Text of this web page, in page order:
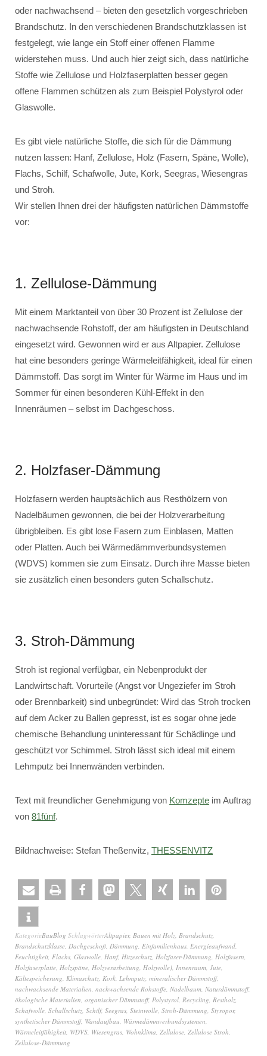
oder nachwachsend – bieten den gesetzlich vorgeschrieben
Brandschutz. In den verschiedenen Brandschutzklassen ist
festgelegt, wie lange ein Stoff einer offenen Flamme
widerstehen muss. Und auch hier zeigt sich, dass natürliche
Stoffe wie Zellulose und Holzfaserplatten besser gegen
offene Flammen schützen als zum Beispiel Polystyrol oder
Glaswolle.
Es gibt viele natürliche Stoffe, die sich für die Dämmung
nutzen lassen: Hanf, Zellulose, Holz (Fasern, Späne, Wolle),
Flachs, Schilf, Schafwolle, Jute, Kork, Seegras, Wiesengras
und Stroh.
Wir stellen Ihnen drei der häufigsten natürlichen Dämmstoffe
vor:
1. Zellulose-Dämmung
Mit einem Marktanteil von über 30 Prozent ist Zellulose der
nachwachsende Rohstoff, der am häufigsten in Deutschland
eingesetzt wird. Gewonnen wird er aus Altpapier. Zellulose
hat eine besonders geringe Wärmeleitfähigkeit, ideal für einen
Dämmstoff. Das sorgt im Winter für Wärme im Haus und im
Sommer für einen besonderen Kühl-Effekt in den
Innenräumen – selbst im Dachgeschoss.
2. Holzfaser-Dämmung
Holzfasern werden hauptsächlich aus Resthölzern von
Nadelbäumen gewonnen, die bei der Holzverarbeitung
übrigbleiben. Es gibt lose Fasern zum Einblasen, Matten
oder Platten. Auch bei Wärmedämmverbundsystemen
(WDVS) kommen sie zum Einsatz. Durch ihre Masse bieten
sie zusätzlich einen besonders guten Schallschutz.
3. Stroh-Dämmung
Stroh ist regional verfügbar, ein Nebenprodukt der
Landwirtschaft. Vorurteile (Angst vor Ungeziefer im Stroh
oder Brennbarkeit) sind unbegründet: Wird das Stroh trocken
auf dem Acker zu Ballen gepresst, ist es sogar ohne jede
chemische Behandlung uninteressant für Schädlinge und
geschützt vor Schimmel. Stroh lässt sich ideal mit einem
Lehmputz bei Innenwänden verbinden.
Text mit freundlicher Genehmigung von Komzepte im Auftrag
von 81fünf.
Bildnachweise: Stefan Theßenvitz, THESSENVITZ
KategorieBauBlog SchlagwörterAltpapier, Bauen mit Holz, Brandschutz,
Brandschutzklasse, Dachgeschoß, Dämmung, Einfamilienhaus, Energieaufwand,
Feuchtigkeit, Flachs, Glaswolle, Hanf, Hitzeschutz, Holzfaser-Dämmung, Holzfasern,
Holzfaserplatte, Holzspäne, Holzverarbeitung, Holzwolle), Innenraum, Jute,
Kältespeicherung, Klimaschutz, Kork, Lehmputz, mineralischer Dämmstoff,
nachwachsende Materialien, nachwachsende Rohstoffe, Nadelbaum, Naturdämmstoff,
ökologische Materialien, organischer Dämmstoff, Polystyrol, Recycling, Restholz,
Schafwolle, Schallschutz, Schilf, Seegras, Steinwolle, Stroh-Dämmung, Styropor,
synthetischer Dämmstoff, Wandaufbau, Wärmedämmverbundsystemen,
Wärmeleitfähigkeit, WDVS, Wiesengras, Wohnklima, Zellulose, Zellulose Stroh,
Zellulose-Dämmung